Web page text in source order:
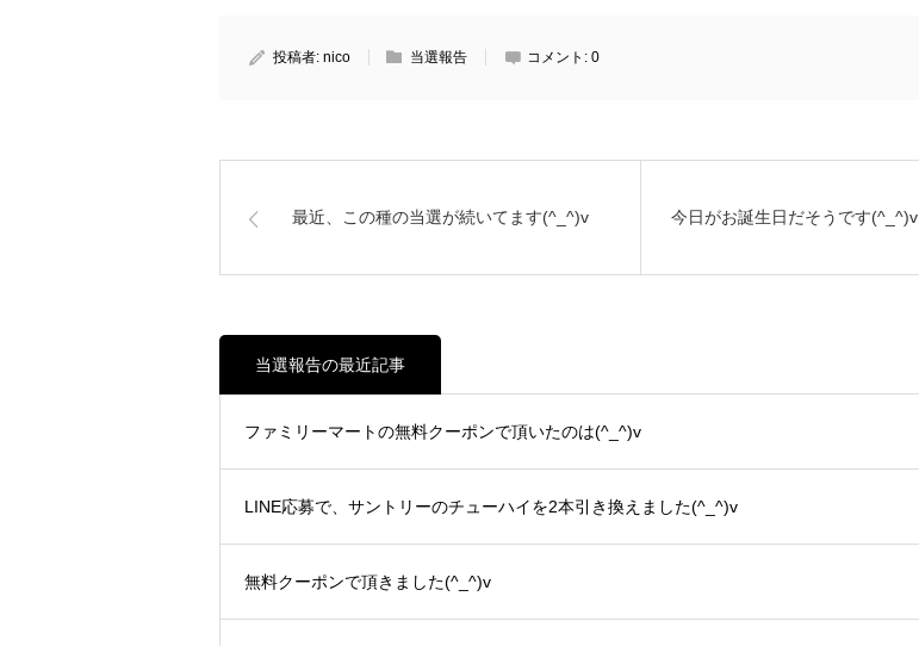
投稿者: nico 当選報告 コメント: 0
最近、この種の当選が続いてます(^_^)v 今日がお誕生日だそうです(^_^)v
当選報告の最近記事
ファミリーマートの無料クーポンで頂いたのは(^_^)v
LINE応募で、サントリーのチューハイを2本引き換えました(^_^)v
無料クーポンで頂きました(^_^)v